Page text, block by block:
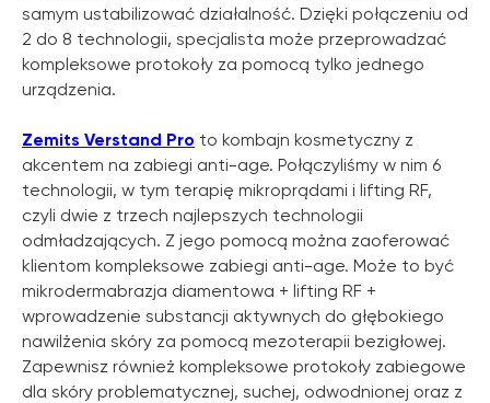
samym ustabilizować działalność. Dzięki połączeniu od
2 do 8 technologii, specjalista może przeprowadzać
kompleksowe protokoły za pomocą tylko jednego
urządzenia.
Zemits Verstand Pro to kombajn kosmetyczny z
akcentem na zabiegi anti-age. Połączyliśmy w nim 6
technologii, w tym terapię mikroprądami i lifting RF,
czyli dwie z trzech najlepszych technologii
odmładzających. Z jego pomocą można zaoferować
klientom kompleksowe zabiegi anti-age. Może to być
mikrodermabrazja diamentowa + lifting RF +
wprowadzenie substancji aktywnych do głębokiego
nawilżenia skóry za pomocą mezoterapii bezigłowej.
Zapewnisz również kompleksowe protokoły zabiegowe
dla skóry problematycznej, suchej, odwodnionej oraz z